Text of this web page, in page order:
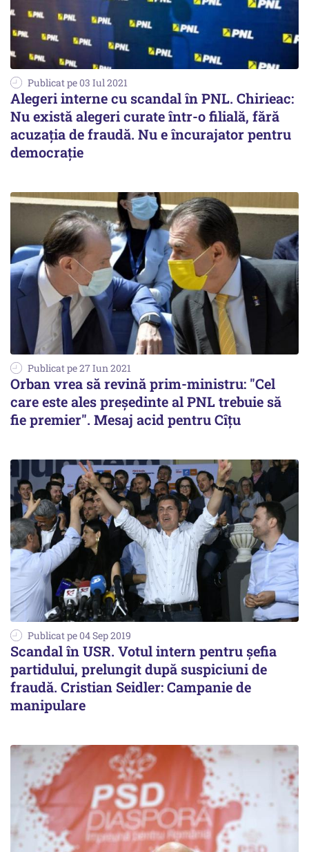
Publicat pe 03 Iul 2021
Alegeri interne cu scandal în PNL. Chirieac:
Nu există alegeri curate într-o filială, fără
acuzaţia de fraudă. Nu e încurajator pentru
democraţie
Publicat pe 27 Iun 2021
Orban vrea să revină prim-ministru: "Cel
care este ales președinte al PNL trebuie să
fie premier". Mesaj acid pentru Cîțu
Publicat pe 04 Sep 2019
Scandal în USR. Votul intern pentru şefia
partidului, prelungit după suspiciuni de
fraudă. Cristian Seidler: Campanie de
manipulare